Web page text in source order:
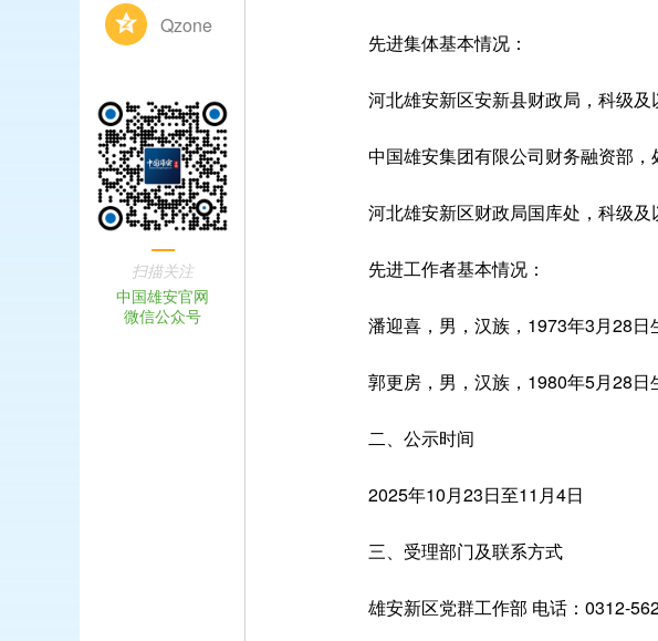
Qzone
扫描关注
中国雄安官网
微信公众号
先进集体基本情况：
河北雄安新区安新县财政局，科级及
中国雄安集团有限公司财务融资部，
河北雄安新区财政局国库处，科级及
先进工作者基本情况：
潘迎喜，男，汉族，1973年3月28日
郭更房，男，汉族，1980年5月28日
二、公示时间
2025年10月23日至11月4日
三、受理部门及联系方式
雄安新区党群工作部 电话：0312-